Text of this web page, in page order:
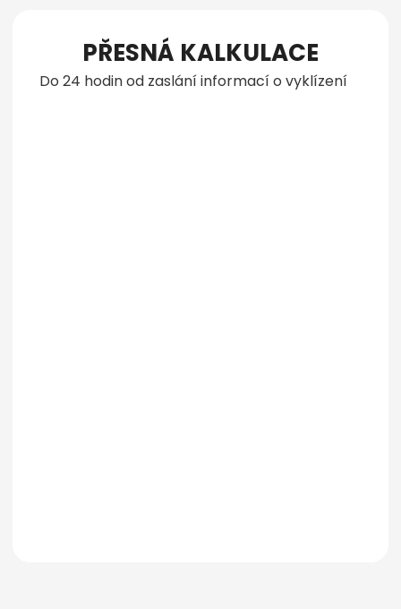
PŘESNÁ KALKULACE
Do 24 hodin od zaslání informací o vyklízení